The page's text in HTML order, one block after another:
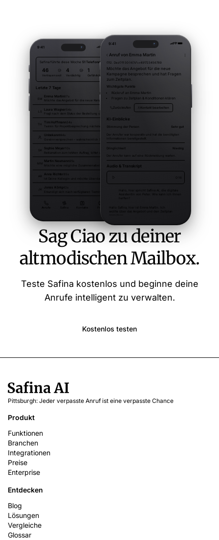
Sag Ciao zu deiner
altmodischen Mailbox.
Teste Safina kostenlos und beginne deine
Anrufe intelligent zu verwalten.
Kostenlos testen
Pittsburgh: Jeder verpasste Anruf ist eine verpasste Chance
Produkt
Funktionen
Branchen
Integrationen
Preise
Enterprise
Entdecken
Blog
Lösungen
Vergleiche
Glossar